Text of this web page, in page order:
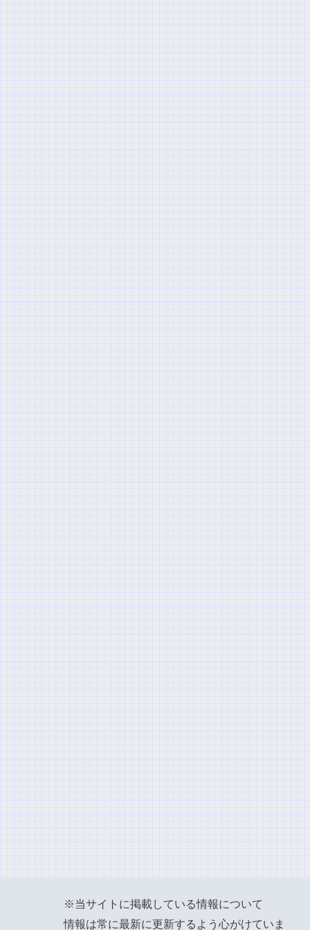
※当サイトに掲載している情報について
情報は常に最新に更新するよう心がけていま